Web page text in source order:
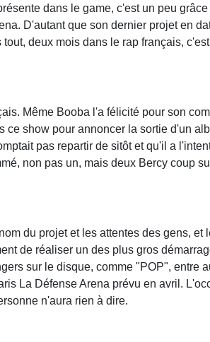
dans le game, c'est un peu
D'autant que son dernier projet en
deux mois dans le rap français,
Même Booba l'a félicité pour son
ce show pour annoncer la sortie d'un
pas repartir de sitôt et qu'il a
non pas un, mais deux Bercy coup
du projet et les attentes des gens, et
de réaliser un des plus gros
sur le disque, comme "POP", entre
La Défense Arena prévu en avril.
n'aura rien à dire.